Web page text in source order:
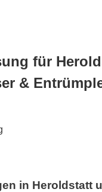
für
&
in Heroldstatt